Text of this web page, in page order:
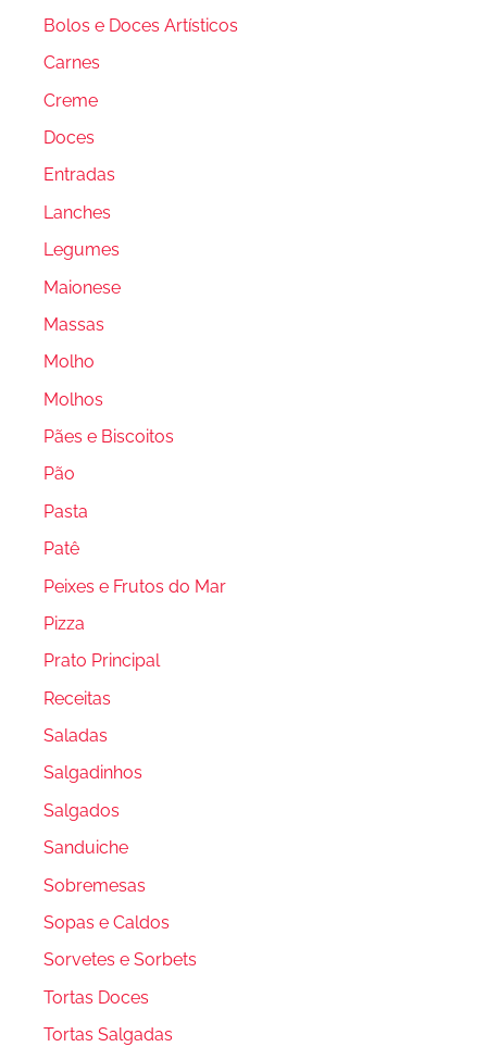
Bolos e Doces Artísticos
Carnes
Creme
Doces
Entradas
Lanches
Legumes
Maionese
Massas
Molho
Molhos
Pães e Biscoitos
Pão
Pasta
Patê
Peixes e Frutos do Mar
Pizza
Prato Principal
Receitas
Saladas
Salgadinhos
Salgados
Sanduiche
Sobremesas
Sopas e Caldos
Sorvetes e Sorbets
Tortas Doces
Tortas Salgadas